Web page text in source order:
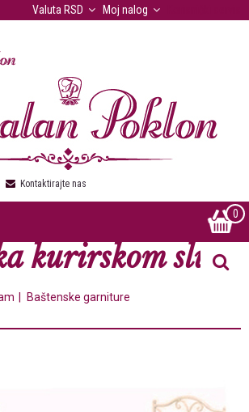
Moj nalog
Valuta RSD
Kontaktirajte nas
0
kurirskom
Baštenske garniture